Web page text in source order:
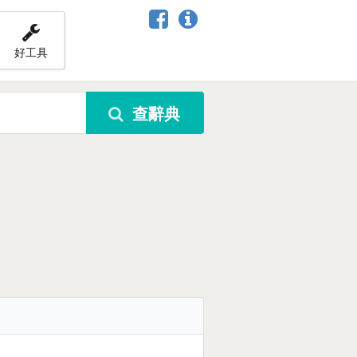
好工具
查辭典